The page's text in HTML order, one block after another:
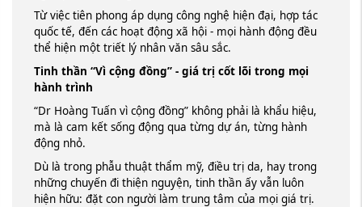
Từ việc tiên phong áp dụng công nghệ hiện đại, hợp tác
quốc tế, đến các hoạt động xã hội - mọi hành động đều
thể hiện một triết lý nhân văn sâu sắc.
Tinh thần “Vì cộng đồng” - giá trị cốt lõi trong mọi
hành trình
“Dr Hoàng Tuấn vì cộng đồng” không phải là khẩu hiệu,
mà là cam kết sống động qua từng dự án, từng hành
động nhỏ.
Dù là trong phẫu thuật thẩm mỹ, điều trị da, hay trong
những chuyến đi thiện nguyện, tinh thần ấy vẫn luôn
hiện hữu: đặt con người làm trung tâm của mọi giá trị.